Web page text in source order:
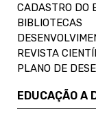
CADASTRO DO
BIBLIOTECAS
REVISTA
PLANO DE
EDUCAÇÃO A